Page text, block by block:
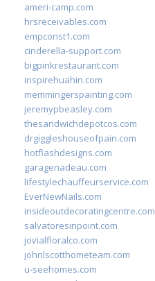
ameri-camp.com
hrsreceivables.com
empconst1.com
cinderella-support.com
bigpinkrestaurant.com
inspirehuahin.com
memmingerspainting.com
jeremypbeasley.com
thesandwichdepotcos.com
drgiggleshouseofpain.com
hotflashdesigns.com
garagenadeau.com
lifestylechauffeurservice.com
EverNewNails.com
insideoutdecoratingcentre.com
salvatoresinpoint.com
jovialfloralco.com
johnlscotthometeam.com
u-seehomes.com